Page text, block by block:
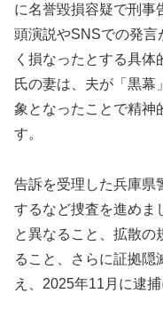
に名誉毀損容疑で刑事
頭演説やSNSでの発言
く損なったとする具
氏の妻は、夫が「黒幕
象となったことで精神
す。
告訴を受理した兵庫県
するなど捜査を進めま
と異なること、拡散の
ること、さらに証拠隠
え、2025年11月に逮